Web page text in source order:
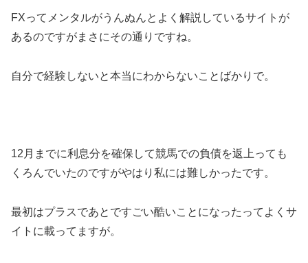
FXってメンタルがうんぬんとよく解説しているサイトが
あるのですがまさにその通りですね。
自分で経験しないと本当にわからないことばかりで。
12月までに利息分を確保して競馬での負債を返上っても
くろんでいたのですがやはり私には難しかったです。
最初はプラスであとですごい酷いことになったってよくサ
イトに載ってますが。